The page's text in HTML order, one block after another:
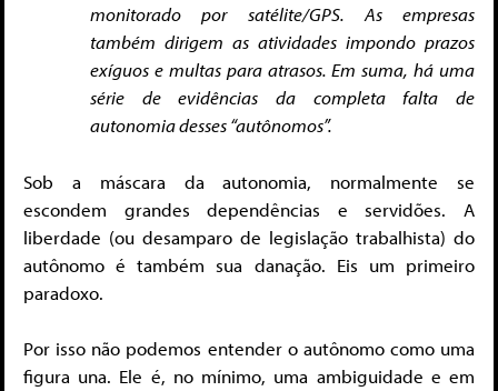
monitorado por satélite/GPS. As empresas
também dirigem as atividades impondo prazos
exíguos e multas para atrasos. Em suma, há uma
série de evidências da completa falta de
autonomia desses “autônomos”.
Sob a máscara da autonomia, normalmente se
escondem grandes dependências e servidões. A
liberdade (ou desamparo de legislação trabalhista) do
autônomo é também sua danação. Eis um primeiro
paradoxo.
Por isso não podemos entender o autônomo como uma
figura una. Ele é, no mínimo, uma ambiguidade e em